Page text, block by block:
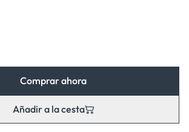
Comprar ahora
Añadir a la cesta